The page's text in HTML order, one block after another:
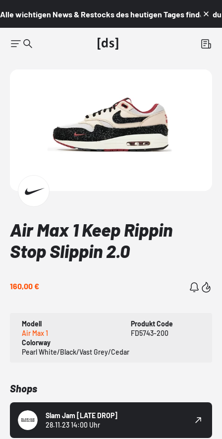
Alle wichtigen News & Restocks des heutigen Tages findest du
Air Max 1 Keep Rippin
Stop Slippin 2.0
160,00 €
Modell
Air Max 1
Produkt Code
FD5743-200
Colorway
Pearl White/Black/Vast Grey/Cedar
Shops
Slam Jam [LATE DROP]
28.11.23 14:00 Uhr